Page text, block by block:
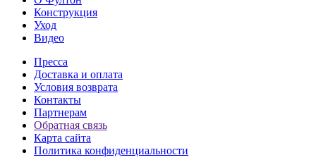
Конструкция
Уход
Видео
Пресса
Доставка и оплата
Условия возврата
Контакты
Партнерам
Обратная связь
Карта сайта
Политика конфиденциальности